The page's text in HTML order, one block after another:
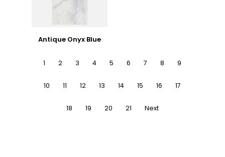
Antique Onyx Blue
1 2 3 4 5 6 7 8 9
10 11 12 13 14 15 16 17
18 19 20 21 Next